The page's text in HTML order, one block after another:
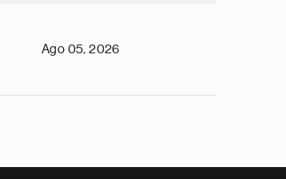
Ago 05, 2026